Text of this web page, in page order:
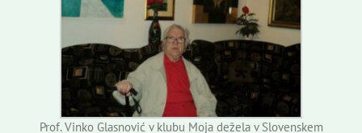
Prof. Vinko Glasnović v klubu Moja dežela v Slovenskem